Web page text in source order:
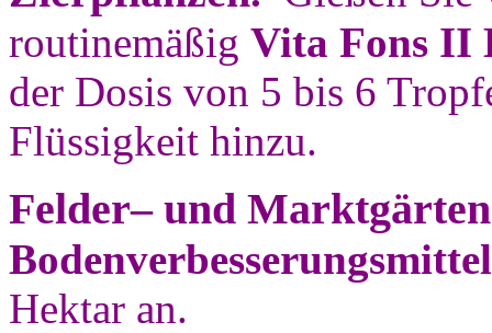
routinemäßig Vita Fons II
der Dosis von 5 bis 6
Flüssigkeit hinzu.
Felder– und Marktgärten
Bodenverbesserungsmittel
Hektar an.